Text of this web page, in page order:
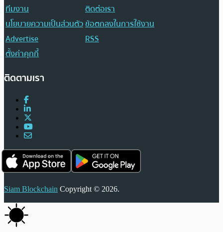
ทีมงาน
ติดต่อเรา
นโยบายความเป็นส่วนตัวข้อตกลงในการใช้งาน
Advertise
RSS
ตั้งค่าคุกกี้
ติดตามเรา
Siam Blockchain Copyright © 2026.